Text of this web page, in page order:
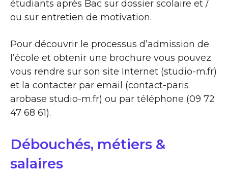
étudiants après Bac sur dossier scolaire et /
ou sur entretien de motivation.
Pour découvrir le processus d’admission de
l’école et obtenir une brochure vous pouvez
vous rendre sur son site Internet (studio-m.fr)
et la contacter par email (contact-paris
arobase studio-m.fr) ou par téléphone (09 72
47 68 61).
Débouchés, métiers &
salaires